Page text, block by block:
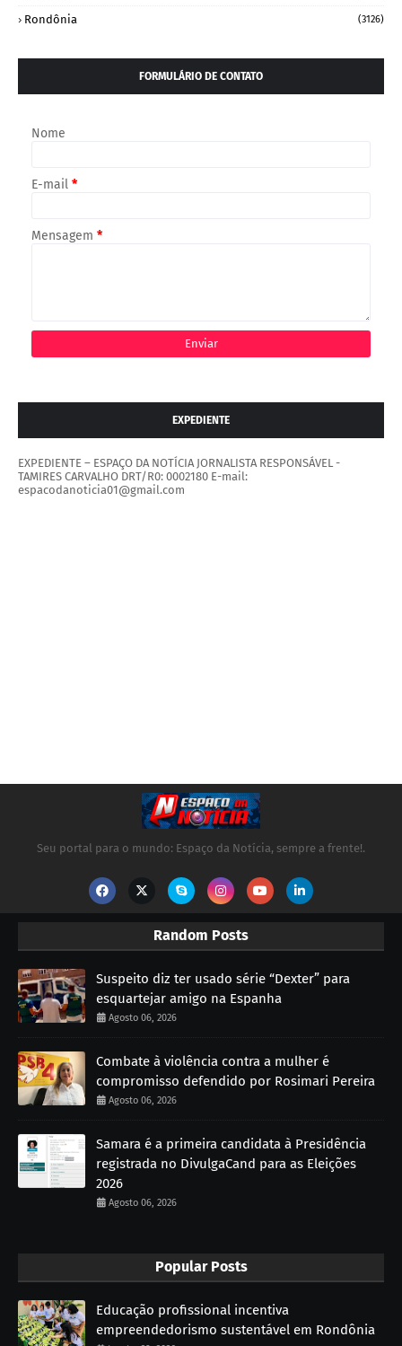
Rondônia (3126)
FORMULÁRIO DE CONTATO
Nome
E-mail *
Mensagem *
EXPEDIENTE
EXPEDIENTE – ESPAÇO DA NOTÍCIA JORNALISTA RESPONSÁVEL -
TAMIRES CARVALHO DRT/R0: 0002180 E-mail:
espacodanoticia01@gmail.com
Seu portal para o mundo: Espaço da Notícia, sempre a frente!.
Random Posts
Suspeito diz ter usado série “Dexter” para
esquartejar amigo na Espanha
Agosto 06, 2026
Combate à violência contra a mulher é
compromisso defendido por Rosimari Pereira
Agosto 06, 2026
Samara é a primeira candidata à Presidência
registrada no DivulgaCand para as Eleições
2026
Agosto 06, 2026
Popular Posts
Educação profissional incentiva
empreendedorismo sustentável em Rondônia